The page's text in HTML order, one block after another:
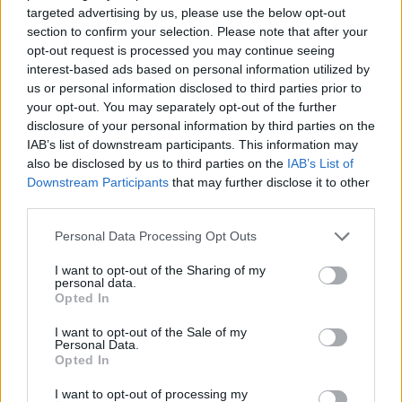
targeted advertising by us, please use the below opt-out
section to confirm your selection. Please note that after your
opt-out request is processed you may continue seeing
interest-based ads based on personal information utilized by
us or personal information disclosed to third parties prior to
your opt-out. You may separately opt-out of the further
disclosure of your personal information by third parties on the
IAB’s list of downstream participants. This information may
also be disclosed by us to third parties on the IAB’s List of
Downstream Participants that may further disclose it to other
Personal Data Processing Opt Outs
I want to opt-out of the Sharing of my
personal data.
Opted In
I want to opt-out of the Sale of my
Personal Data.
Opted In
I want to opt-out of processing my
psikologëve
Esim for Global Esim for Europe